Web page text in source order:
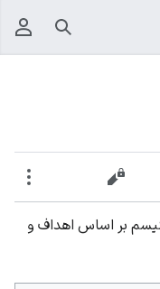
جستجو
نمایش مبدأ
بر اساس اهداف و